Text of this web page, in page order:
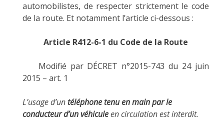
automobilistes, de respecter strictement le code
de la route. Et notamment l’article ci-dessous :
Article R412-6-1 du Code de la Route
Modifié par DÉCRET n°2015-743 du 24 juin
2015 – art. 1
L’usage d’untéléphone tenu en main par le
conducteur d’un véhiculeen circulation est interdit.